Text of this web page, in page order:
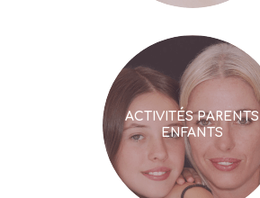
ACTIVITÉS PARENTS
ENFANTS